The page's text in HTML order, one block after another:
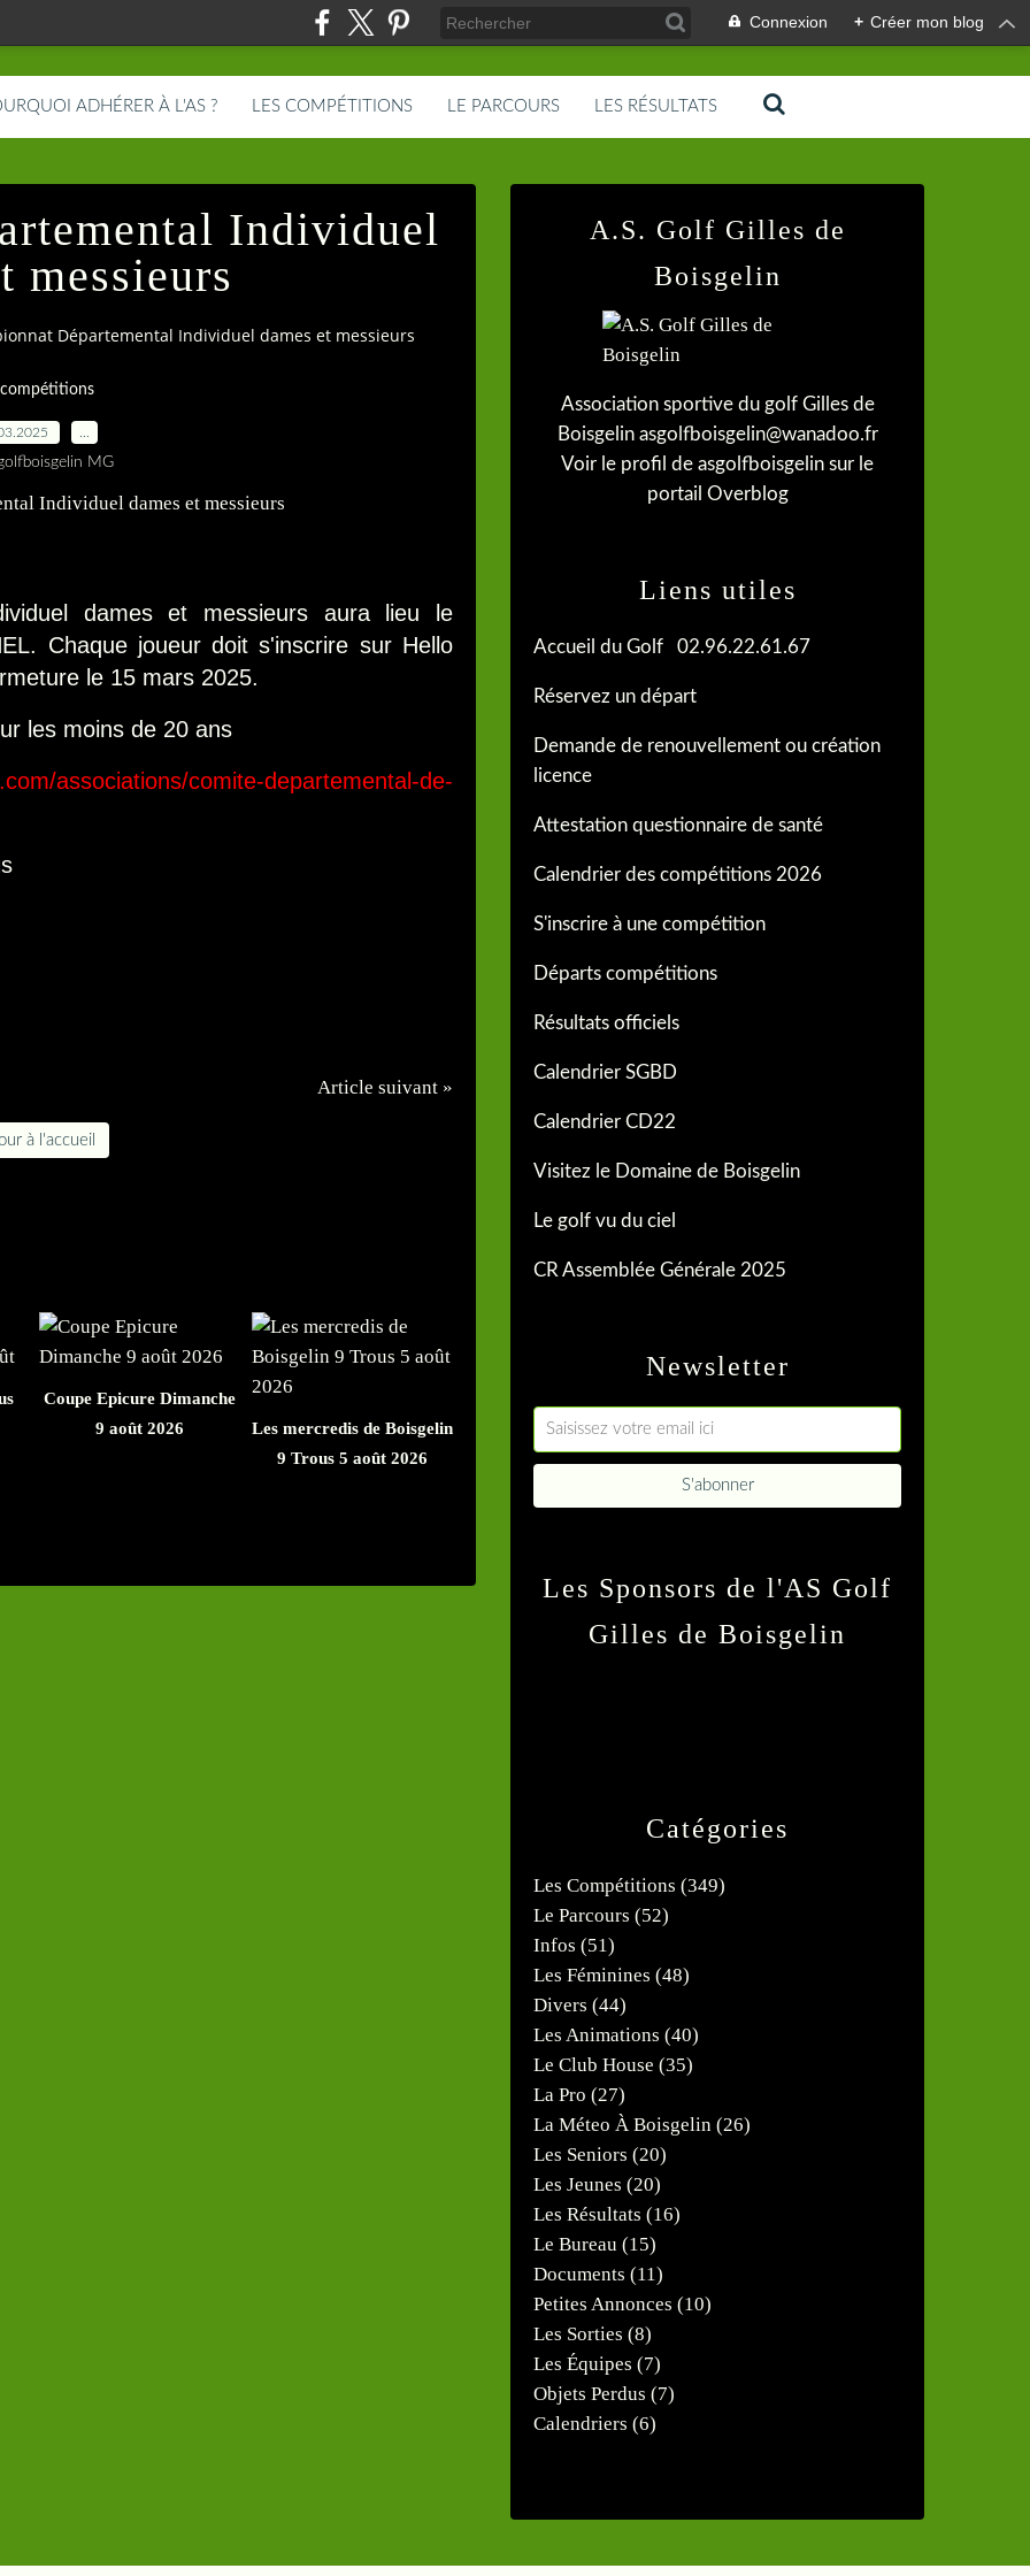
Connexion + Créer mon blog
ADHÉRER À L'AS ? LES COMPÉTITIONS LE PARCOURS LES RÉSULTATS
Individuel
messieurs
Départemental Individuel dames et messieurs
compétitions
MG
dames et messieurs aura lieu le
Chaque joueur doit s'inscrire sur Hello
le 15 mars 2025.
les moins de 20 ans
associations/comite-departemental-de-
Article suivant »
à l'accueil
Coupe Epicure Dimanche
9 août 2026
Les mercredis de Boisgelin
9 Trous 5 août 2026
Newsletter
Catégories
Les Compétitions (349)
Le Parcours (52)
Infos (51)
Les Féminines (48)
Divers (44)
Les Animations (40)
Le Club House (35)
La Pro (27)
La Méteo À Boisgelin (26)
Les Seniors (20)
Les Jeunes (20)
Les Résultats (16)
Le Bureau (15)
Documents (11)
Petites Annonces (10)
Les Sorties (8)
Les Équipes (7)
Objets Perdus (7)
Calendriers (6)
A.S. Golf Gilles de
Boisgelin
Association sportive du golf Gilles de
Boisgelin asgolfboisgelin@wanadoo.fr
Voir le profil de asgolfboisgelin sur le
portail Overblog
Liens utiles
Accueil du Golf 02.96.22.61.67
Réservez un départ
Demande de renouvellement ou création
licence
Attestation questionnaire de santé
Calendrier des compétitions 2026
S'inscrire à une compétition
Départs compétitions
Résultats officiels
Calendrier SGBD
Calendrier CD22
Visitez le Domaine de Boisgelin
Le golf vu du ciel
CR Assemblée Générale 2025
Les Sponsors de l'AS Golf
Gilles de Boisgelin